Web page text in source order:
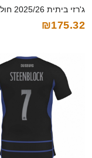
ג'רזי ביתית 2025/26 חולצה קצרה
₪175.32